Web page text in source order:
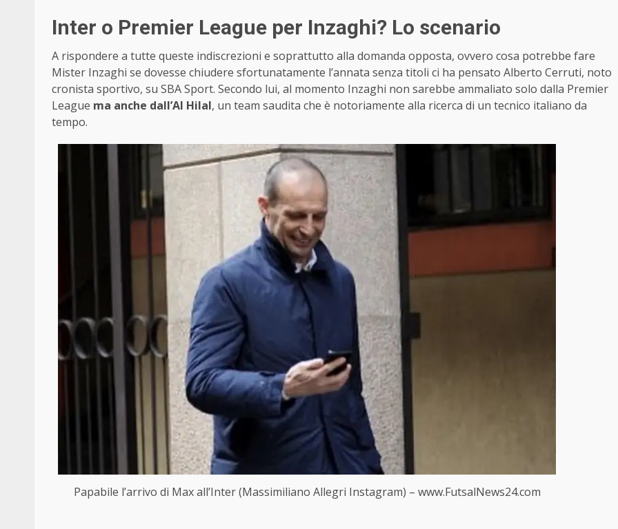
Inter o Premier League per Inzaghi? Lo scenario
A rispondere a tutte queste indiscrezioni e soprattutto alla domanda opposta, ovvero cosa potrebbe fare
Mister Inzaghi se dovesse chiudere sfortunatamente l’annata senza titoli ci ha pensato Alberto Cerruti, noto
cronista sportivo, su SBA Sport. Secondo lui, al momento Inzaghi non sarebbe ammaliato solo dalla Premier
League ma anche dall’Al Hilal, un team saudita che è notoriamente alla ricerca di un tecnico italiano da
tempo.
Papabile l’arrivo di Max all’Inter (Massimiliano Allegri Instagram) – www.FutsalNews24.com